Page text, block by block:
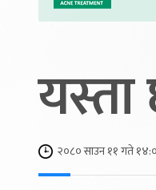
२०८० साउन ११ गते